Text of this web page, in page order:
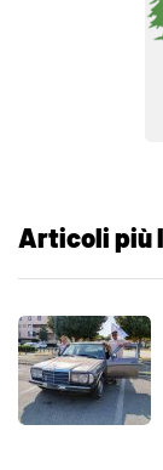
Articoli più